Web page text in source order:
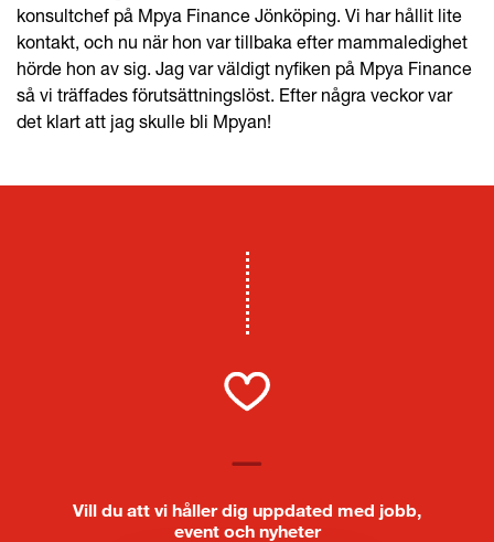
konsultchef på Mpya Finance Jönköping. Vi har hållit lite
kontakt, och nu när hon var tillbaka efter mammaledighet
hörde hon av sig. Jag var väldigt nyfiken på Mpya Finance
så vi träffades förutsättningslöst. Efter några veckor var
det klart att jag skulle bli Mpyan!
Vill du att vi håller dig uppdated med jobb,
event och nyheter